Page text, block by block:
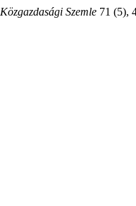
Közgazdasági Szemle 71 (5),